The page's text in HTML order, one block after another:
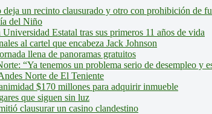
un recinto clausurado y otro con prohibición de
del Niño
Estatal tras sus primeros 11 años de vida
al cartel que encabeza Jack Johnson
llena de panoramas gratuitos
“Ya tenemos un problema serio de desempleo y
Norte de El Teniente
$170 millones para adquirir inmueble
que siguen sin luz
clausurar un casino clandestino